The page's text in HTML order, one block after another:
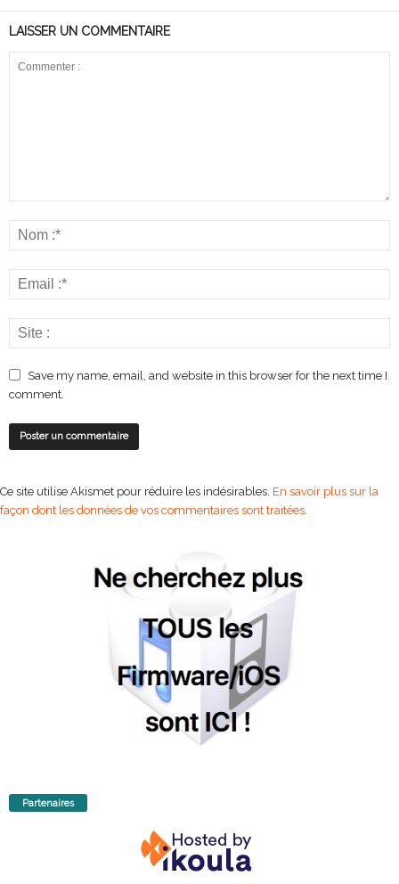
LAISSER UN COMMENTAIRE
Save my name, email, and website in this browser for the next time I
comment.
Ce site utilise Akismet pour réduire les indésirables. En savoir plus sur la
façon dont les données de vos commentaires sont traitées.
Partenaires